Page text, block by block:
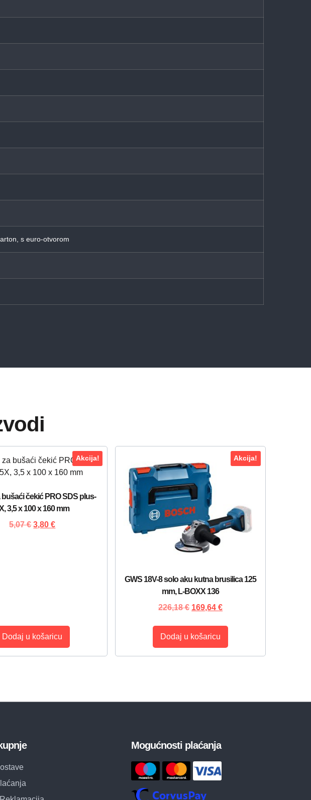
s euro-otvorom
Akcija!
čekić PRO SDS plus-
3,5 x 100 x 160 mm
5,07€ 3,80€
Dodaj u košaricu
Akcija!
GWS 18V-8 solo aku kutna brusilica 125
mm, L-BOXX 136
226,18€ 169,64€
Dodaj u košaricu
Mogućnosti plaćanja